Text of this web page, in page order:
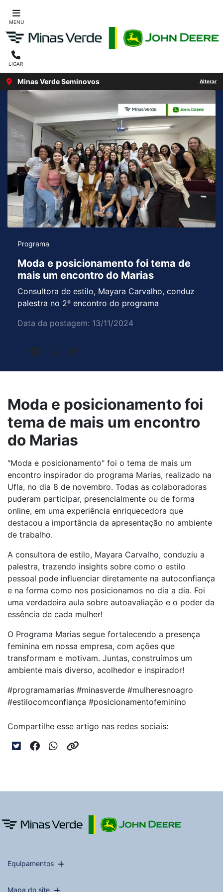
MENU
LIGAR
Minas Verde Seminovos Alterar
Programa
Moda e posicionamento foi tema de
mais um encontro do Marias
Consultora de estilo, Mayara Carvalho, conduz
palestra no 2º encontro do programa
Data da postagem: 13/11/2024
Moda e posicionamento foi
tema de mais um encontro
do Marias
"Moda e posicionamento" foi o tema de mais um
encontro inspirador do programa Marias, realizado na
Ufla, no dia 8 de novembro. Todas as colaboradoras
puderam participar, presencialmente ou de forma
online, em uma experiência enriquecedora que
destacou a importância da apresentação no ambiente
de trabalho.
A consultora de estilo, Mayara Carvalho, conduziu a
palestra, trazendo insights sobre como o estilo
pessoal pode influenciar diretamente na autoconfiança
e na forma como nos posicionamos no dia a dia. Foi
uma verdadeira aula sobre autoavaliação e o poder da
essência de cada mulher!
O Programa Marias segue fortalecendo a presença
feminina em nossa empresa, com ações que
transformam e motivam. Juntas, construímos um
ambiente mais diverso, acolhedor e inspirador!
#programamarias #minasverde #mulheresnoagro
#estilocomconfiança #posicionamentofeminino
Compartilhe esse artigo nas redes sociais:
Equipamentos
Mapa do site